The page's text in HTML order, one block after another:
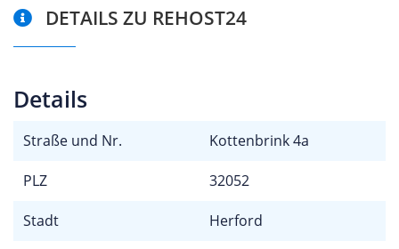
DETAILS ZU REHOST24
Details
Straße und Nr. Kottenbrink 4a
PLZ 32052
Stadt Herford